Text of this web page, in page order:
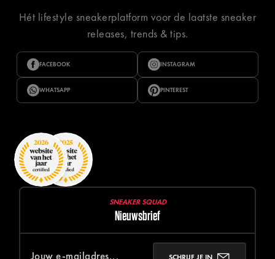
Hét lifestyle sneakerplatform voor de laatste sneaker
releases, trends & tips.
FACEBOOK INSTAGRAM
WHATSAPP PINTEREST
SNEAKER SQUAD
Nieuwsbrief